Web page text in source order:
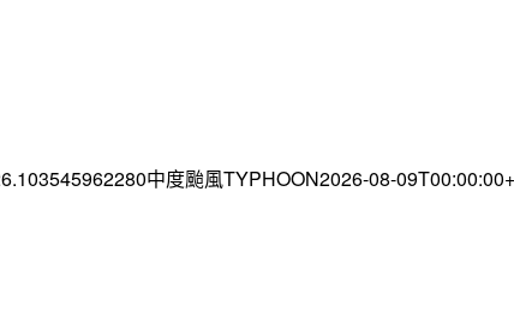
中度颱風TYPHOON2026-08-